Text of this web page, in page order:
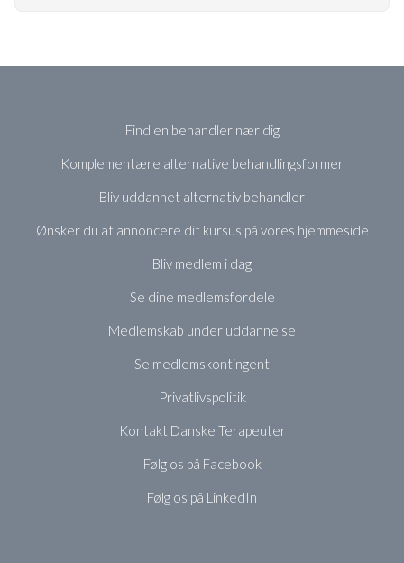
Find en behandler nær dig
Komplementære alternative behandlingsformer
Bliv uddannet alternativ behandler
Ønsker du at annoncere dit kursus på vores hjemmeside
Bliv medlem i dag
Se dine medlemsfordele
Medlemskab under uddannelse
Se medlemskontingent
Privatlivspolitik
Kontakt Danske Terapeuter
Følg os på Facebook
Følg os på LinkedIn